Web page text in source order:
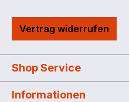
Vertrag widerrufen
Shop Service
Informationen